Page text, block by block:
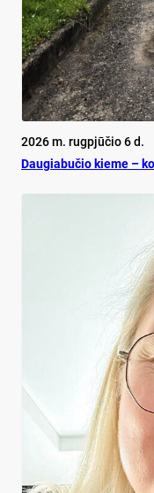
2026 m. rugpjūčio 6 d.
Dau­gia­bu­čio kie­me –